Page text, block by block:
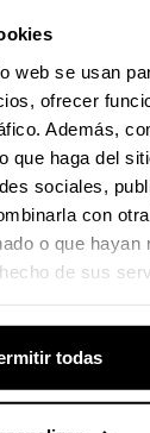
web se usan
ofrecer
Además,
que haga del
sociales,
con
o que hayan
de sus
todas
14,60 €
Con IVA
Agotado